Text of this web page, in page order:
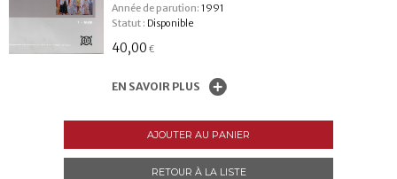
Année de parution: 1991
Statut : Disponible
40,00 €
EN SAVOIR PLUS
AJOUTER AU PANIER
RETOUR À LA LISTE